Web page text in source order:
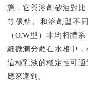
態，它與溶劑矽油對
等優點。和溶劑型不
（O/W型）非均相體系
細微滴分散在水相中，
這種乳液的穩定性可
應來達到。